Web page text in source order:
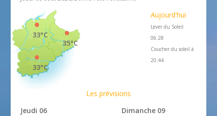
35°C
33°C
33°C
Aujourd'hui
Lever du Soleil
06:28
Coucher du soleil à
20:44
Les prévisions
Jeudi 06
Dimanche 09